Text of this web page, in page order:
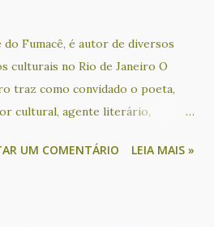
Fumacê, é autor de diversos
culturais no Rio de Janeiro O
traz como convidado o poeta,
cultural, agente literário,
no dia 24, das 18h às 21h30, no
UM COMENTÁRIO LEIA MAIS »